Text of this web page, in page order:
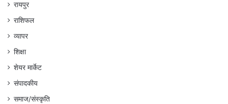
रायपुर
राशिफल
व्यापर
शिक्षा
शेयर मार्केट
संपादकीय
समाज/संस्कृति